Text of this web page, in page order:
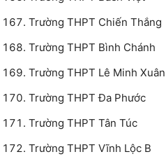
Trường THPT Chiến Thắng
Trường THPT Bình Chánh
Trường THPT Lê Minh Xuân
Trường THPT Đa Phước
Trường THPT Tân Túc
Trường THPT Vĩnh Lộc B